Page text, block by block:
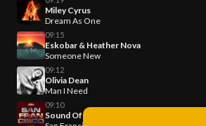
Miley Cyrus
Dream As One
09:15
Eskobar & Heather Nova
Someone New
09:12
Olivia Dean
Man I Need
09:10
Sound Of Legend